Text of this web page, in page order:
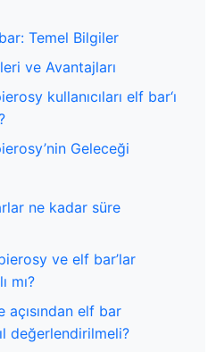
Temel Bilgiler
ve Avantajları
kullanıcıları elf bar‘ı
Geleceği
ne kadar süre
ve elf bar’lar
mı?
açısından elf bar
değerlendirilmeli?